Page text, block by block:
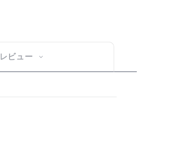
レビュー